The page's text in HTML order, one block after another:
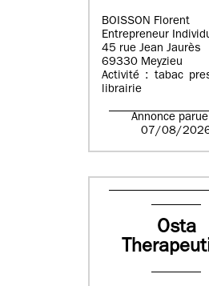
BOISSON Florent
Entrepreneur
45 rue Jean Jaurès
69330 Meyzieu
Activité : tabac
librairie
Annonce
07/08/
Osta